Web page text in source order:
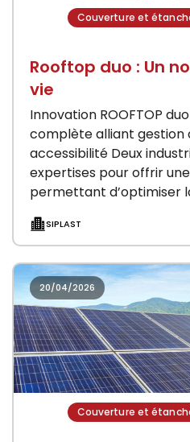
Couverture et
Rooftop duo : Un
vie
Innovation ROOFTOP
complète alliant gestion
accessibilité Deux
expertises pour offrir
permettant d’optimiser
SIPLAST
20/04/2026
Couverture et